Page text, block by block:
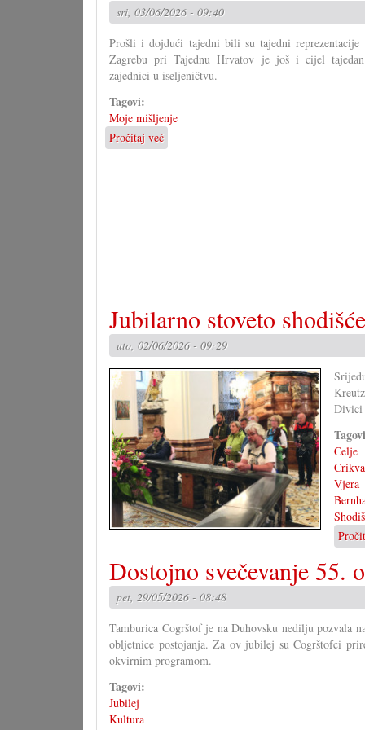
sri, 03/06/2026 - 09:40
Prošli i dojdući tajedni bili su tajedni
Zagrebu pri Tajednu Hrvatov je još i cijel
zajednici u iseljeničtvu.
Tagovi:
Moje mišljenje
Pročitaj već
Je
Jubilarno stoveto shodišće
uto, 02/06/2026 - 09:29
Celje
Vjera
Dostojno svečevanje 55.
pet, 29/05/2026 - 08:48
Tamburica Cogrštof je na Duhovsku nedilju pozvala
obljetnice postojanja. Za ov jubilej su Cogrštofci
okvirnim programom.
Tagovi:
Jubilej
Kultura